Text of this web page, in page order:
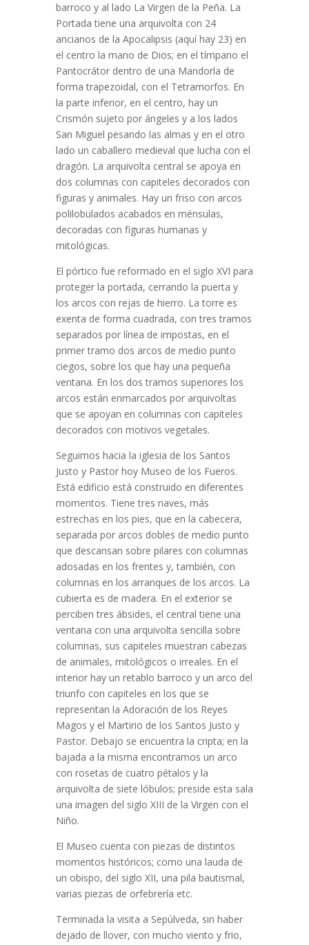
barroco y al lado La Virgen de la Peña. La
Portada tiene una arquivolta con 24
ancianos de la Apocalipsis (aquí hay 23) en
el centro la mano de Dios; en el tímpano el
Pantocrátor dentro de una Mandorla de
forma trapezoidal, con el Tetramorfos. En
la parte inferior, en el centro, hay un
Crismón sujeto por ángeles y a los lados
San Miguel pesando las almas y en el otro
lado un caballero medieval que lucha con el
dragón. La arquivolta central se apoya en
dos columnas con capiteles decorados con
figuras y animales. Hay un friso con arcos
polilobulados acabados en ménsulas,
decoradas con figuras humanas y
mitológicas.
El pórtico fue reformado en el siglo XVI para
proteger la portada, cerrando la puerta y
los arcos con rejas de hierro. La torre es
exenta de forma cuadrada, con tres tramos
separados por línea de impostas, en el
primer tramo dos arcos de medio punto
ciegos, sobre los que hay una pequeña
ventana. En los dos tramos superiores los
arcos están enmarcados por arquivoltas
que se apoyan en columnas con capiteles
decorados con motivos vegetales.
Seguimos hacia la iglesia de los Santos
Justo y Pastor hoy Museo de los Fueros.
Está edificio está construido en diferentes
momentos. Tiene tres naves, más
estrechas en los pies, que en la cabecera,
separada por arcos dobles de medio punto
que descansan sobre pilares con columnas
adosadas en los frentes y, también, con
columnas en los arranques de los arcos. La
cubierta es de madera. En el exterior se
perciben tres ábsides, el central tiene una
ventana con una arquivolta sencilla sobre
columnas, sus capiteles muestran cabezas
de animales, mitológicos o irreales. En el
interior hay un retablo barroco y un arco del
triunfo con capiteles en los que se
representan la Adoración de los Reyes
Magos y el Martirio de los Santos Justo y
Pastor. Debajo se encuentra la cripta; en la
bajada a la misma encontramos un arco
con rosetas de cuatro pétalos y la
arquivolta de siete lóbulos; preside esta sala
una imagen del siglo XIII de la Virgen con el
Niño.
El Museo cuenta con piezas de distintos
momentos históricos; como una lauda de
un obispo, del siglo XII, una pila bautismal,
varias piezas de orfebrería etc.
Terminada la visita a Sepúlveda, sin haber
dejado de llover, con mucho viento y frio,